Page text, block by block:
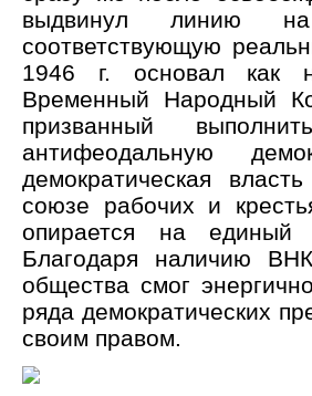
выдвинул линию на
соответствующую
1946 г. основал как
Временный Народный
призванный
антифеодальную
демократическая
союзе рабочих и
опирается на единый
Благодаря наличию
общества смог
ряда демократических
своим правом.